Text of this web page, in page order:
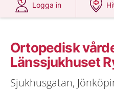
Logga in
Ortopedisk
Länssjukhuset
Sjukhusgatan,